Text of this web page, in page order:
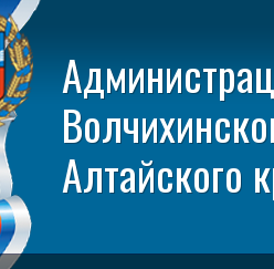
Алтайского